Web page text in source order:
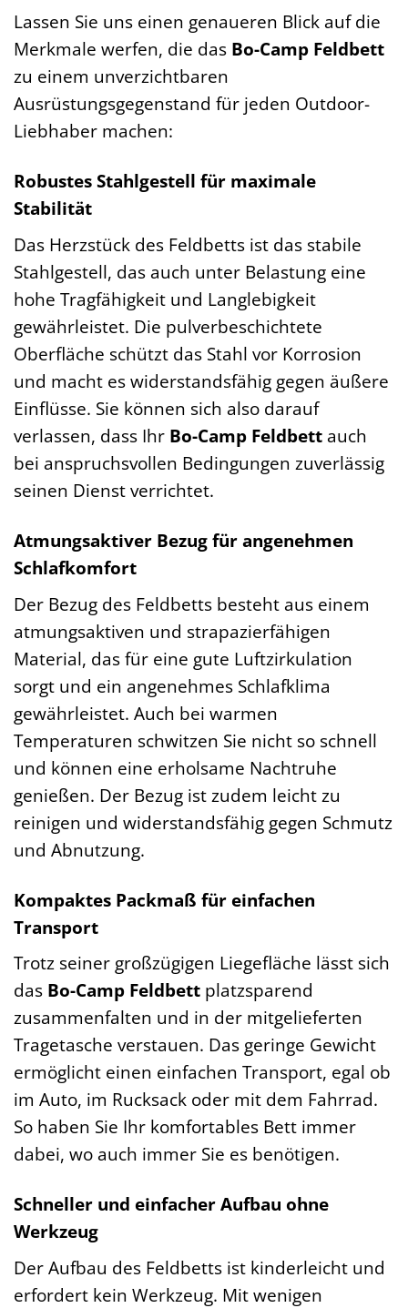
Lassen Sie uns einen genaueren Blick auf die
Merkmale werfen, die das Bo-Camp Feldbett
zu einem unverzichtbaren
Ausrüstungsgegenstand für jeden Outdoor-
Liebhaber machen:
Robustes Stahlgestell für maximale
Stabilität
Das Herzstück des Feldbetts ist das stabile
Stahlgestell, das auch unter Belastung eine
hohe Tragfähigkeit und Langlebigkeit
gewährleistet. Die pulverbeschichtete
Oberfläche schützt das Stahl vor Korrosion
und macht es widerstandsfähig gegen äußere
Einflüsse. Sie können sich also darauf
verlassen, dass Ihr Bo-Camp Feldbett auch
bei anspruchsvollen Bedingungen zuverlässig
seinen Dienst verrichtet.
Atmungsaktiver Bezug für angenehmen
Schlafkomfort
Der Bezug des Feldbetts besteht aus einem
atmungsaktiven und strapazierfähigen
Material, das für eine gute Luftzirkulation
sorgt und ein angenehmes Schlafklima
gewährleistet. Auch bei warmen
Temperaturen schwitzen Sie nicht so schnell
und können eine erholsame Nachtruhe
genießen. Der Bezug ist zudem leicht zu
reinigen und widerstandsfähig gegen Schmutz
und Abnutzung.
Kompaktes Packmaß für einfachen
Transport
Trotz seiner großzügigen Liegefläche lässt sich
das Bo-Camp Feldbett platzsparend
zusammenfalten und in der mitgelieferten
Tragetasche verstauen. Das geringe Gewicht
ermöglicht einen einfachen Transport, egal ob
im Auto, im Rucksack oder mit dem Fahrrad.
So haben Sie Ihr komfortables Bett immer
dabei, wo auch immer Sie es benötigen.
Schneller und einfacher Aufbau ohne
Werkzeug
Der Aufbau des Feldbetts ist kinderleicht und
erfordert kein Werkzeug. Mit wenigen